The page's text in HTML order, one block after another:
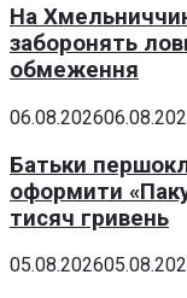
На
заборонять
обмеження
06.08.2026
Батьки
оформити
тисяч гривень
05.08.2026